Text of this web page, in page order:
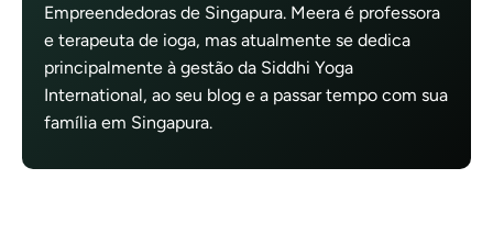
Empreendedoras de Singapura. Meera é professora
e terapeuta de ioga, mas atualmente se dedica
principalmente à gestão da Siddhi Yoga
International, ao seu blog e a passar tempo com sua
família em Singapura.